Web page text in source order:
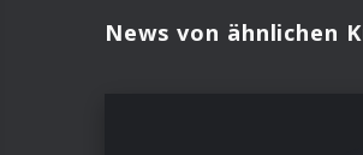
News von ähnlichen